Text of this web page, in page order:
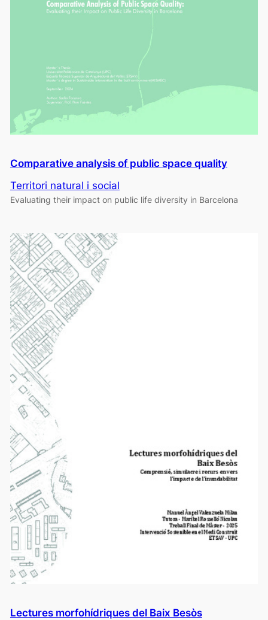
Comparative analysis of public space quality
Territori natural i social
Evaluating their impact on public life diversity in Barcelona
Lectures morfohídriques del Baix Besòs